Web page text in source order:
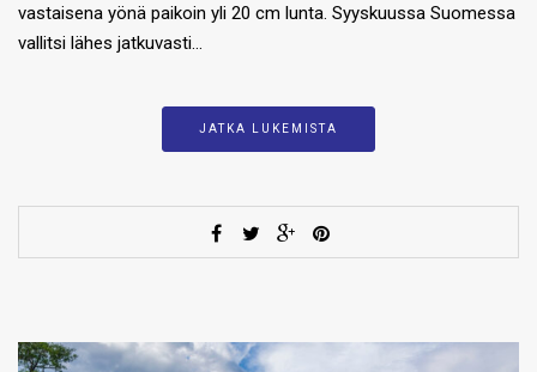
vastaisena yönä paikoin yli 20 cm lunta. Syyskuussa Suomessa
vallitsi lähes jatkuvasti…
JATKA LUKEMISTA